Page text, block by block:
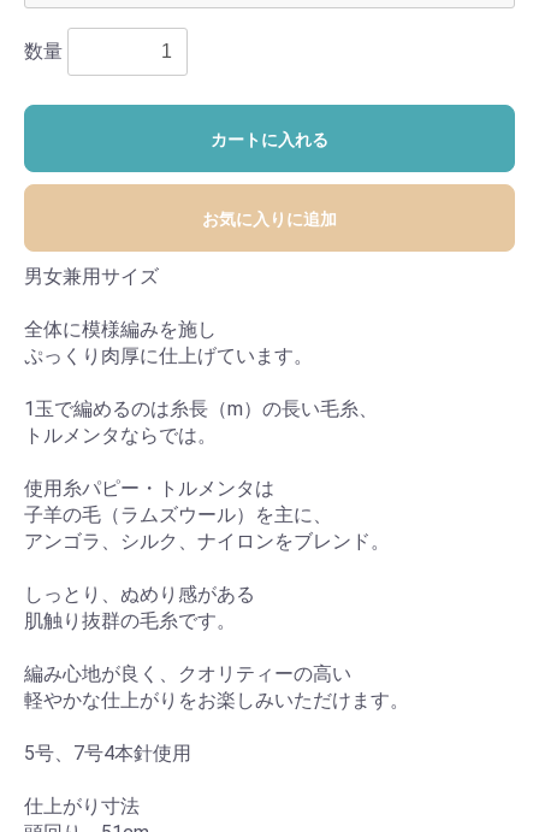
数量
カートに入れる
お気に入りに追加
男女兼用サイズ
全体に模様編みを施し
ぷっくり肉厚に仕上げています。
1玉で編めるのは糸長（m）の長い毛糸、
トルメンタならでは。
使用糸パピー・トルメンタは
子羊の毛（ラムズウール）を主に、
アンゴラ、シルク、ナイロンをブレンド。
しっとり、ぬめり感がある
肌触り抜群の毛糸です。
編み心地が良く、クオリティーの高い
軽やかな仕上がりをお楽しみいただけます。
5号、7号4本針使用
仕上がり寸法